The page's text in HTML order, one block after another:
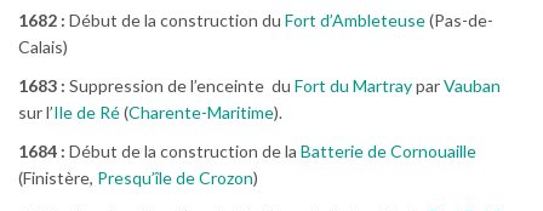
1682 : Début de la construction du Fort d’Ambleteuse(Pas-de-
Calais)
1683 : Suppression de l’enceinte du Fort du MartrayparVauban
sur l’Ile de Ré(Charente-Maritime).
1684 : Début de la construction de la Batterie de Cornouaille
(Finistère, Presqu’île de Crozon)